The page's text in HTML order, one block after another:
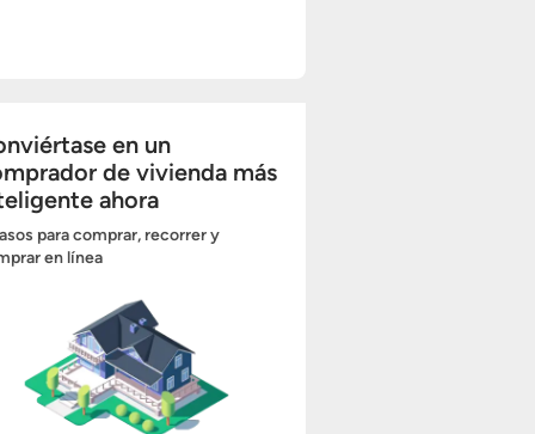
en un
de vivienda más
ahora
para comprar, recorrer y
en línea